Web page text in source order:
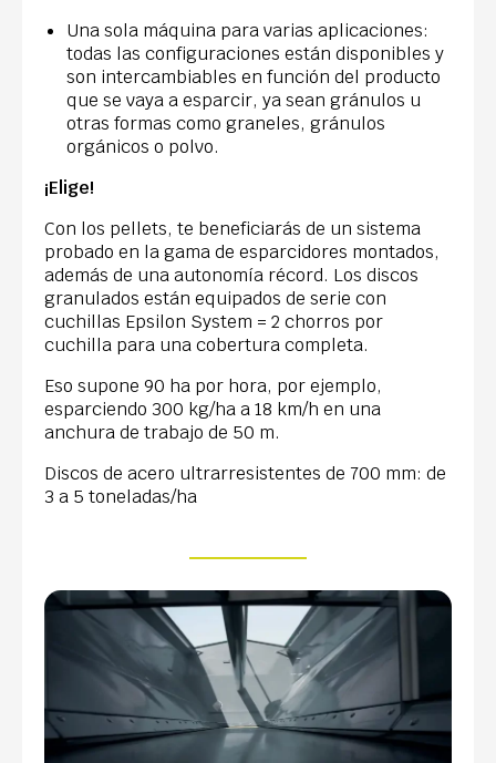
Una sola máquina para varias aplicaciones:
todas las configuraciones están disponibles y
son intercambiables en función del producto
que se vaya a esparcir, ya sean gránulos u
otras formas como graneles, gránulos
orgánicos o polvo.
¡Elige!
Con los pellets, te beneficiarás de un sistema
probado en la gama de esparcidores montados,
además de una autonomía récord. Los discos
granulados están equipados de serie con
cuchillas Epsilon System = 2 chorros por
cuchilla para una cobertura completa.
Eso supone 90 ha por hora, por ejemplo,
esparciendo 300 kg/ha a 18 km/h en una
anchura de trabajo de 50 m.
Discos de acero ultrarresistentes de 700 mm: de
3 a 5 toneladas/ha